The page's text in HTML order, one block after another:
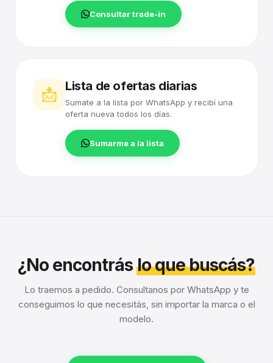
Consultar trade-in
📩 Lista de ofertas diarias
Sumate a la lista por WhatsApp y recibí una
oferta nueva todos los días.
Sumarme a la lista
¿No encontráslo que buscás?
Lo traemos a pedido. Consultanos por WhatsApp y te
conseguimos lo que necesitás, sin importar la marca o el
modelo.